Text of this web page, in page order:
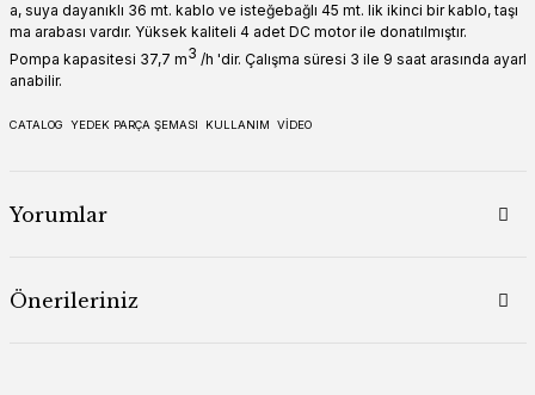
a, suya dayanıklı 36 mt. kablo ve isteğebağlı 45 mt. lik ikinci bir kablo, taşı
ma arabası vardır. Yüksek kaliteli 4 adet DC motor ile donatılmıştır.
Pompa kapasitesi 37,7 m3 /h 'dir. Çalışma süresi 3 ile 9 saat arasında ayarl
anabilir.
CATALOG YEDEK PARÇA ŞEMASI KULLANIM VİDEO
Yorumlar
Önerileriniz